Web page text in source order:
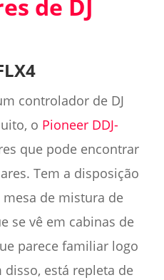
de DJ
controlador de DJ
o Pioneer DDJ-
que pode encontrar
Tem a disposição
de mistura de
se vê em cabinas de
parece familiar logo
disso, está repleta de